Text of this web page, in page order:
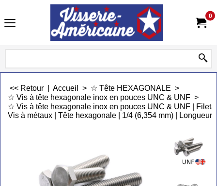
0
<< Retour Accueil > ☆ Tête HEXAGONALE >
☆ Vis à tête hexagonale inox en pouces UNC & UNF >
☆ Vis à tête hexagonale inox en pouces UNC & UNF |
Vis à métaux | Tête hexagonale | 1/4 (6,354 mm) |